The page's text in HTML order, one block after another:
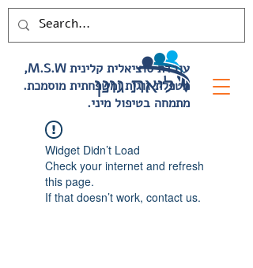
,M.S.W עובדת סוציאלית קלינית
.מטפלת זוגית ומשפחתית מוסמכת
.מתמחה בטיפול מיני
Widget Didn’t Load
Check your internet and refresh
this page.
If that doesn’t work, contact us.